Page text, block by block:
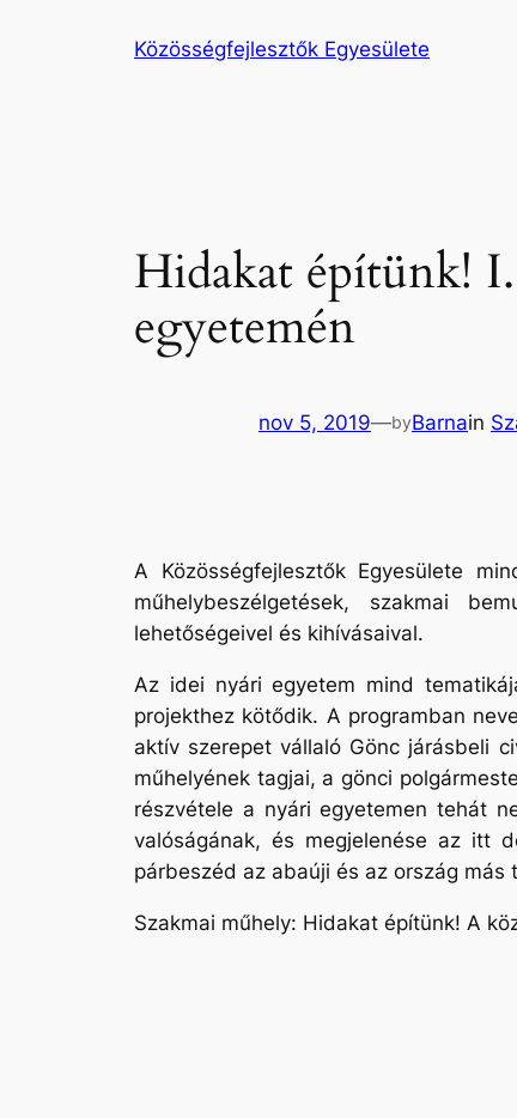
Közösségfejlesztők Egyesülete
Hidakat építünk!
egyetemén
nov 5, 2019—byBarnain
A Közösségfejlesztők Egyesülete
műhelybeszélgetések, szakmai
lehetőségeivel és kihívásaival.
Az idei nyári egyetem mind
projekthez kötődik. A programban
aktív szerepet vállaló Gönc járásbeli
műhelyének tagjai, a gönci
részvétele a nyári egyetemen tehát
valóságának, és megjelenése az itt
párbeszéd az abaúji és az ország
Szakmai műhely: Hidakat építünk! A